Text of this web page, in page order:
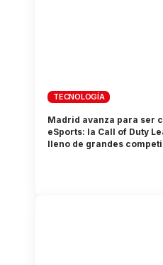
TECNOLOGÍA
Madrid avanza para ser
eSports: la Call of Duty
lleno de grandes